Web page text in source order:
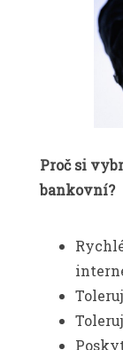
Proč si
bankovní?